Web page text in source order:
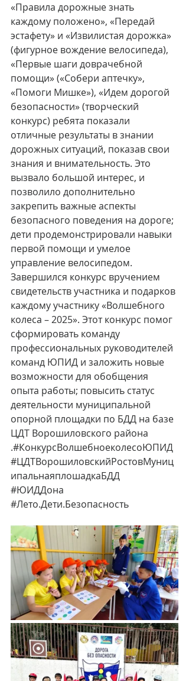
«Правила дорожные знать
каждому положено», «Передай
эстафету» и «Извилистая дорожка»
(фигурное вождение велосипеда),
«Первые шаги доврачебной
помощи» («Собери аптечку»,
«Помоги Мишке»), «Идем дорогой
безопасности» (творческий
конкурс) ребята показали
отличные результаты в знании
дорожных ситуаций, показав свои
знания и внимательность. Это
вызвало большой интерес, и
позволило дополнительно
закрепить важные аспекты
безопасного поведения на дороге;
дети продемонстрировали навыки
первой помощи и умелое
управление велосипедом.
Завершился конкурс вручением
свидетельств участника и подарков
каждому участнику «Волшебного
колеса – 2025». Этот конкурс помог
сформировать команду
профессиональных руководителей
команд ЮПИД и заложить новые
возможности для обобщения
опыта работы; повысить статус
деятельности муниципальной
опорной площадки по БДД на базе
ЦДТ Ворошиловского района
.#КонкурсВолшебноеколесоЮПИД
#ЦДТВорошиловскийРостовМуниц
ипальнаяплошадкаБДД
#ЮИДДона
#Лето.Дети.Безопасность